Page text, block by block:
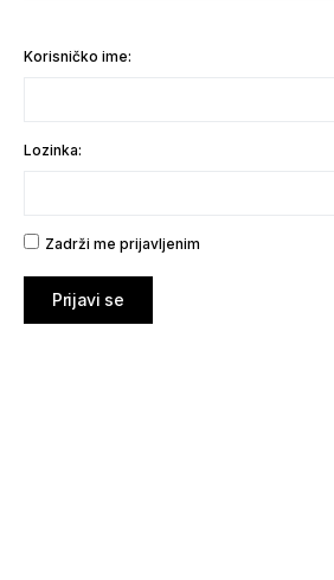
Korisničko ime:
Lozinka:
Zadrži me prijavljenim
Prijavi se